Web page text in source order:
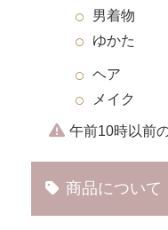
男着物
ゆかた
ヘア
メイク
午前10時以前
商品について